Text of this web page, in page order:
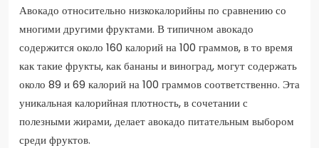
Авокадо относительно низкокалорийны по сравнению со
многими другими фруктами. В типичном авокадо
содержится около 160 калорий на 100 граммов, в то время
как такие фрукты, как бананы и виноград, могут содержать
около 89 и 69 калорий на 100 граммов соответственно. Эта
уникальная калорийная плотность, в сочетании с
полезными жирами, делает авокадо питательным выбором
среди фруктов.